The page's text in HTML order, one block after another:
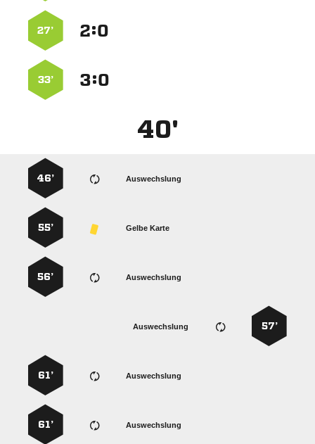
:
27’
:
33’
40'
Auswechslung
46’
Gelbe Karte
55’
Auswechslung
56’
57’
Auswechslung
Auswechslung
61’
Auswechslung
61’